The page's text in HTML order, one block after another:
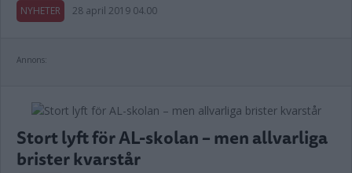
NYHETER 28 april 2019 04.00
Annons:
Stort lyft för AL-skolan – men allvarliga
brister kvarstår